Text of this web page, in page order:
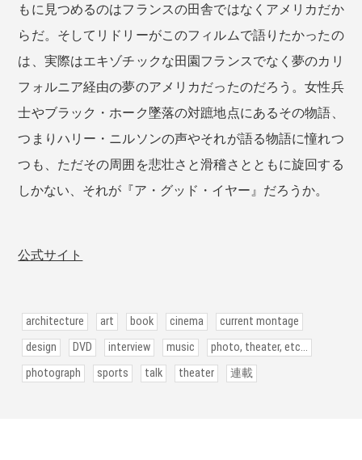
もに見つめるのはフランスの田舎ではなくアメリカだか
らだ。そしてリドリーがこのフィルムで語りたかったの
は、実際はエキゾチックな田園フランスでなく夢のカリ
フォルニア経由の夢のアメリカだったのだろう。女性兵
士やブラック・ホーク墜落の対蹠地点にあるその物語、
つまりハリー・ニルソンの声やそれが語る物語に憧れつ
つも、ただその周囲を悲壮さと滑稽さとともに旋回する
しかない、それが『ア・グッド・イヤー』だろうか。
公式サイト
architecture art book cinema
current montage
design
DVD interview music
photo, theater, etc...
photograph
sports talk theater 連載